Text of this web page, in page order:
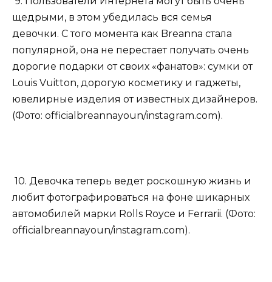
щедрыми, в этом убедилась вся семья
девочки. С того момента как Breanna стала
популярной, она не перестает получать очень
дорогие подарки от своих «фанатов»: сумки от
Louis Vuitton, дорогую косметику и гаджеты,
ювелирные изделия от известных дизайнеров.
(Фото: officialbreannayoun/instagram.com).
10. Девочка теперь ведет роскошную жизнь и
любит фотографироваться на фоне шикарных
автомобилей марки Rolls Royce и Ferrarii. (Фото:
officialbreannayoun/instagram.com).